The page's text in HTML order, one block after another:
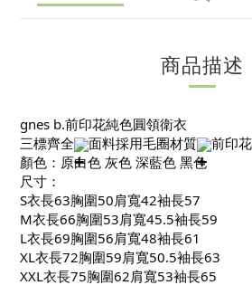
商品描述
gnes b.前印花純色圓領衛衣
三標齊全
面料採用毛圈材質
前印花
顏色：原白色 灰色 深藍色 黑色
尺寸：
S衣長63胸圍50肩寬42袖長57
M衣長66胸圍53肩寬45.5袖長59
L衣長69胸圍56肩寬48袖長61
XL衣長72胸圍59肩寬50.5袖長63
XXL衣長75胸圍62肩寬53袖長65